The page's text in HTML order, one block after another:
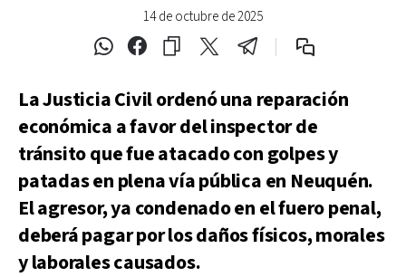
14 de octubre de 2025
La Justicia Civil ordenó una reparación
económica a favor del inspector de
tránsito que fue atacado con golpes y
patadas en plena vía pública en Neuquén.
El agresor, ya condenado en el fuero penal,
deberá pagar por los daños físicos, morales
y laborales causados.